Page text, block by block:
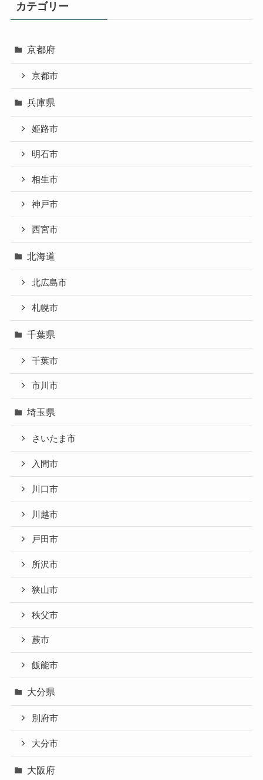
カテゴリー
京都府
京都市
兵庫県
姫路市
明石市
相生市
神戸市
西宮市
北海道
北広島市
札幌市
千葉県
千葉市
市川市
埼玉県
さいたま市
入間市
川口市
川越市
戸田市
所沢市
狭山市
秩父市
蕨市
飯能市
大分県
別府市
大分市
大阪府